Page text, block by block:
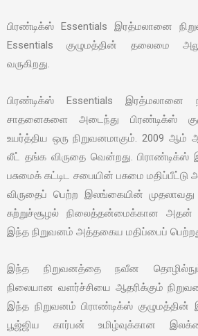
பிரண்டிக்ஸ் Essentials இரத்மலானை
Essentials குழுமத்தின் தலைமை
வருகிறது.
பிரண்டிக்ஸ் Essentials இரத்மலானை
சாதனைகளை அடைந்து பிரண்டிக்ஸ்
உயர்த்திய ஒரு நிறுவனமாகும். 2009
லீட் தங்க விருதை வென்றது.
பசுமைக் கட்டிட சபையின் பசுமை மதிப்பீட்டு
விருதைப் பெற்ற இலங்கையின் முதலாவது
சுற்றுச்சூழல் நிலைத்தன்மைக்கான அதன்
இந்த நிறுவனம் அத்தகைய மதிப்பைப்
இந்த நிறுவனத்தை நவீன
நிலையான வளர்ச்சியை ஆதரிக்கும்
இந்த நிறுவனம் பிராண்டிக்ஸ்
பூஜ்ஜிய கார்பன் உமிழ்வுக்கான